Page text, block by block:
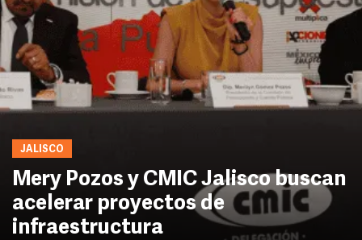
JALISCO
Mery Pozos y CMIC Jalisco buscan
acelerar proyectos de
infraestructura